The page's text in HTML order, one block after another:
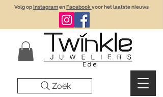
Volg opInstagramenFacebook voor het laatste nieuws
Zoek